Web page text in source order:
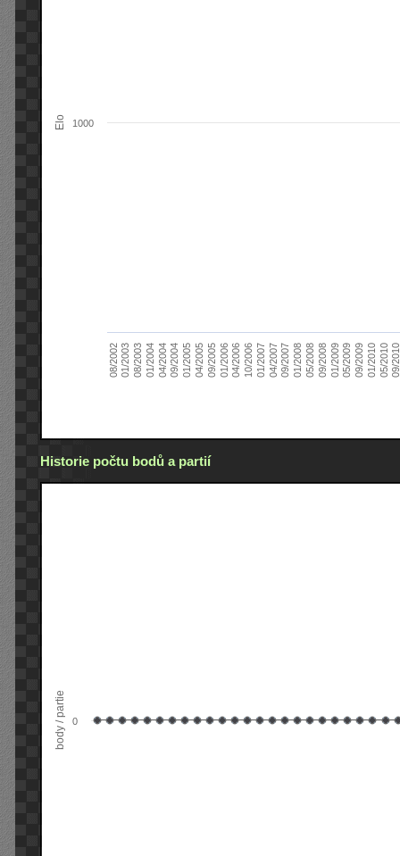
Elo
08/200201/200308/200301/200404/200409/200401/200504/200509/200501/200604/200610/200601/200704/200709/200701/200805/200809/200801/200905/200909/200901/201005/201009/
1000
Historie počtu bodů a partií
body / partie 0